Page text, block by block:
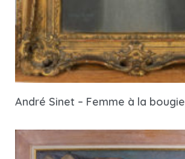
André Sinet – Femme à la bougie